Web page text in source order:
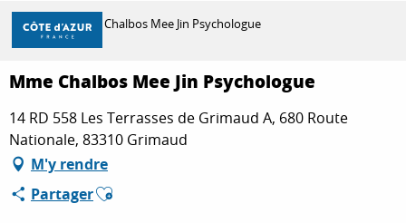
Aller
contenu
principal
DÉCOUVRIR
À FAIRE
Accueil Mme Chalbos Mee Jin Psychologue
Mme Chalbos Mee Jin Psychologue
14 RD 558 Les Terrasses de Grimaud A, 680 Route
Nationale, 83310 Grimaud
M'y rendre
PartagerAjouter aux favoris